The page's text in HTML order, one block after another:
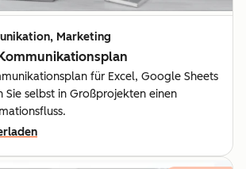
Marketing
für Excel, Google Sheets
Sie selbst in Großprojekten einen